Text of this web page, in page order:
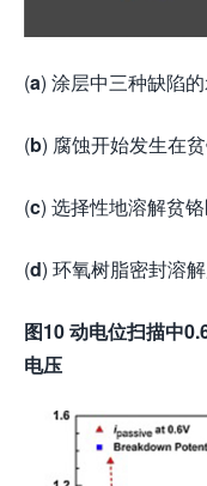
(a) 涂层中三种缺陷的
(b) 腐蚀开始发生在贫
(c) 选择性地溶解贫铬
(d) 环氧树脂密封溶解
图10 动电位扫描中
电压